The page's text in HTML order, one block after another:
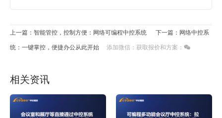
上一篇：智能管控，控制方便：网络可编程中控系统 下一篇：网络中控系
统：一键掌控，便捷办公从此开始 添加微信：获取报价和方案：
相关资讯